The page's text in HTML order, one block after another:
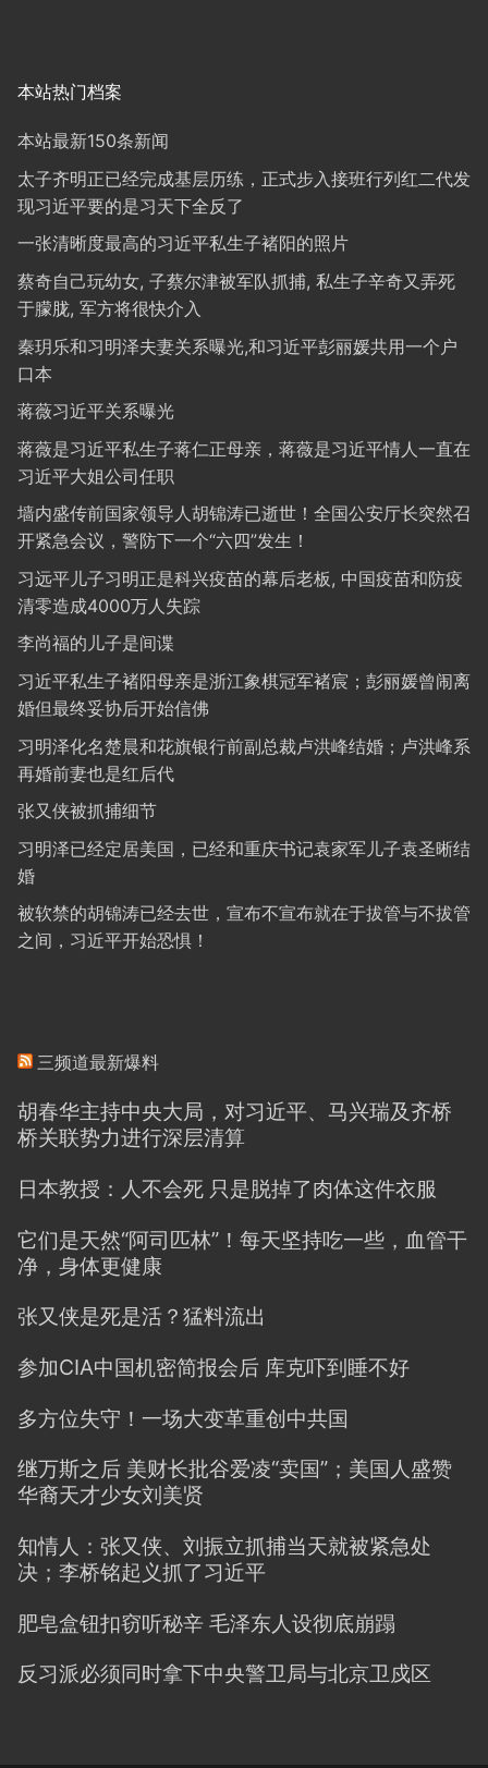
本站热门档案
本站最新150条新闻
太子齐明正已经完成基层历练，正式步入接班行列红二代发
现习近平要的是习天下全反了
一张清晰度最高的习近平私生子褚阳的照片
蔡奇自己玩幼女, 子蔡尔津被军队抓捕, 私生子辛奇又弄死
于朦胧, 军方将很快介入
秦玥乐和习明泽夫妻关系曝光,和习近平彭丽媛共用一个户
口本
蒋薇习近平关系曝光
蒋薇是习近平私生子蒋仁正母亲，蒋薇是习近平情人一直在
习近平大姐公司任职
墙内盛传前国家领导人胡锦涛已逝世！全国公安厅长突然召
开紧急会议，警防下一个“六四”发生！
习远平儿子习明正是科兴疫苗的幕后老板, 中国疫苗和防疫
清零造成4000万人失踪
李尚福的儿子是间谍
习近平私生子褚阳母亲是浙江象棋冠军褚宸；彭丽媛曾闹离
婚但最终妥协后开始信佛
习明泽化名楚晨和花旗银行前副总裁卢洪峰结婚；卢洪峰系
再婚前妻也是红后代
张又侠被抓捕细节
习明泽已经定居美国，已经和重庆书记袁家军儿子袁圣晰结
婚
被软禁的胡锦涛已经去世，宣布不宣布就在于拔管与不拔管
之间，习近平开始恐惧！
三频道最新爆料
胡春华主持中央大局，对习近平、马兴瑞及齐桥
桥关联势力进行深层清算
日本教授：人不会死 只是脱掉了肉体这件衣服
它们是天然“阿司匹林”！每天坚持吃一些，血管干
净，身体更健康
张又侠是死是活？猛料流出
参加CIA中国机密简报会后 库克吓到睡不好
多方位失守！一场大变革重创中共国
继万斯之后 美财长批谷爱凌“卖国”；美国人盛赞
华裔天才少女刘美贤
知情人：张又侠、刘振立抓捕当天就被紧急处
决；李桥铭起义抓了习近平
肥皂盒钮扣窃听秘辛 毛泽东人设彻底崩蹋
反习派必须同时拿下中央警卫局与北京卫戍区